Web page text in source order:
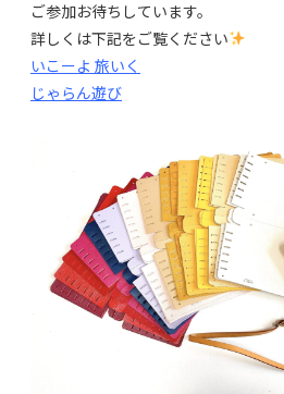
ご参加お待ちしています。
詳しくは下記をご覧ください
いこーよ 旅いく
じゃらん遊び